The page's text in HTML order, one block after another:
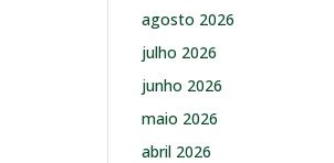
agosto 2026
julho 2026
junho 2026
maio 2026
abril 2026